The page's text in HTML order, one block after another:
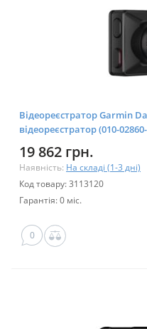
Відеореєстратор Garmin
відеореєстратор (010-
19 862 грн.
Наявність: На складі (1-3 дні)
Код товару: 3113120
Гарантія: 0 міс.
0